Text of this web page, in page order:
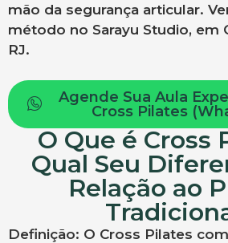
mão da segurança articular.
método no Sarayu Studio, em
RJ.
Agende Sua Aula
Cross Pilates
O Que é Cross
Qual Seu
Relação ao
Definição: O Cross Pilates